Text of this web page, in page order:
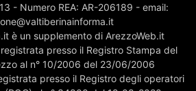
- Numero REA: AR-206189 - email:
è un supplemento di ArezzoWeb.it
presso il Registro Stampa del
al n° 10/2006 del 23/06/2006
presso il Registro degli operatori